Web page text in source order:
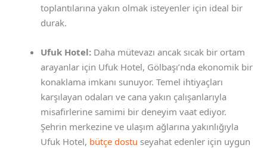
toplantılarına yakın olmak isteyenler için ideal bir
durak.
Ufuk Hotel: Daha mütevazı ancak sıcak bir ortam
arayanlar için Ufuk Hotel, Gölbaşı’nda ekonomik bir
konaklama imkanı sunuyor. Temel ihtiyaçları
karşılayan odaları ve cana yakın çalışanlarıyla
misafirlerine samimi bir deneyim vaat ediyor.
Şehrin merkezine ve ulaşım ağlarına yakınlığıyla
Ufuk Hotel, bütçe dostu seyahat edenler için uygun